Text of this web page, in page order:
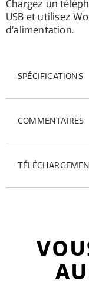
Chargez un
USB et utilisez
d’alimentation.
SPÉCIFICATIONS
COMMENTAIRES